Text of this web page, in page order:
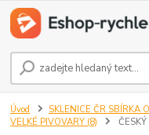
Úvod SKLENICE ČR SBÍRKA
VELKÉ PIVOVARY (8)